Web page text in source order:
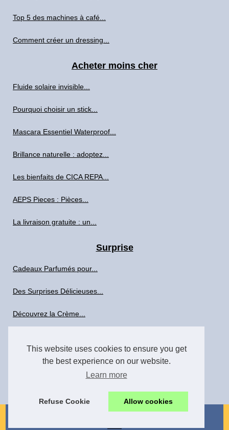
This website uses cookies to ensure you get
the best experience on our website.
Learn more
Refuse Cookie Allow cookies
Top 5 des machines à café...
Comment créer un dressing...
Acheter moins cher
Fluide solaire invisible...
Pourquoi choisir un stick...
Mascara Essentiel Waterproof...
Brillance naturelle : adoptez...
Les bienfaits de CICA REPA...
AEPS Pieces : Pièces...
La livraison gratuite : un...
Surprise
Cadeaux Parfumés pour...
Des Surprises Délicieuses...
Découvrez la Crème...
Profitez des entrepôts...